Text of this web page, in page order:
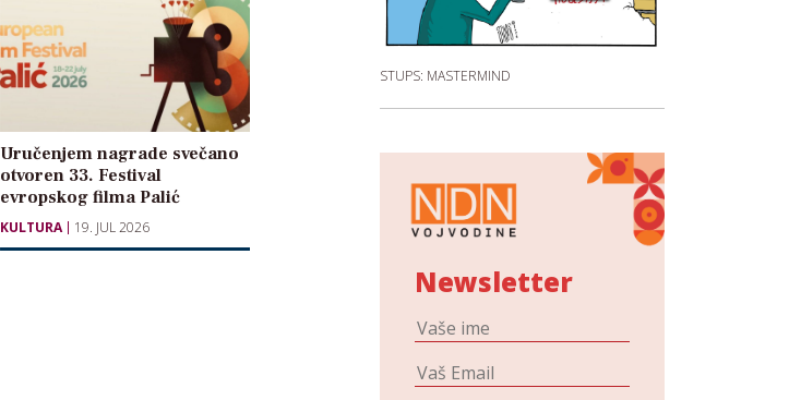
Uručenjem nagrade svečano
otvoren 33. Festival
evropskog filma Palić
KULTURA 19. JUL 2026
STUPS: MASTERMIND
Newsletter